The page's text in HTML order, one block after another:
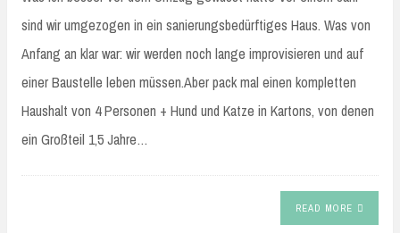
sind wir umgezogen in ein sanierungsbedürftiges Haus. Was von
Anfang an klar war: wir werden noch lange improvisieren und auf
einer Baustelle leben müssen.Aber pack mal einen kompletten
Haushalt von 4 Personen + Hund und Katze in Kartons, von denen
ein Großteil 1,5 Jahre…
READ MORE